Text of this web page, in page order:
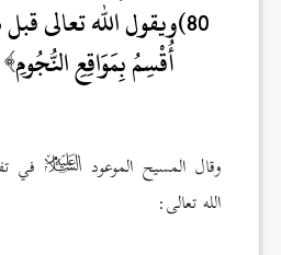
80)ويقول الله تعالى قبل هذه الآيات:
أُقْسِمُ بِمَوَاقِعِ النُّجُومِ
وقال المسيح الموعود
في
الله تعالى: